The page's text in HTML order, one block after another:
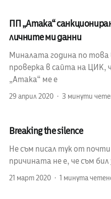
ПП „Атака“
личните ми данни
Миналата година по това
проверка в сайта на ЦИК,
„Атака“ ме е
29 април 2020 3 минути
Breaking the silence
Не съм писал тук от
причината не е, че съм
21 март 2020 1 минута